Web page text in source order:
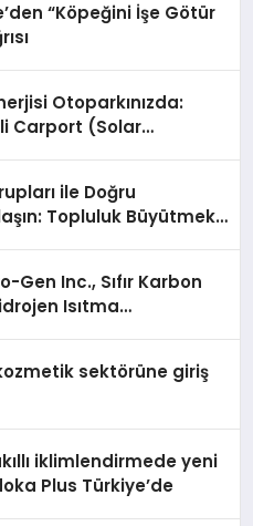
“Köpeğini İşe Götür
Otoparkınızda:
Carport (Solar
ile Doğru
Topluluk Büyütmek
Gen Inc., Sıfır Karbon
Isıtma
sektörüne giriş
iklimlendirmede yeni
Plus Türkiye’de